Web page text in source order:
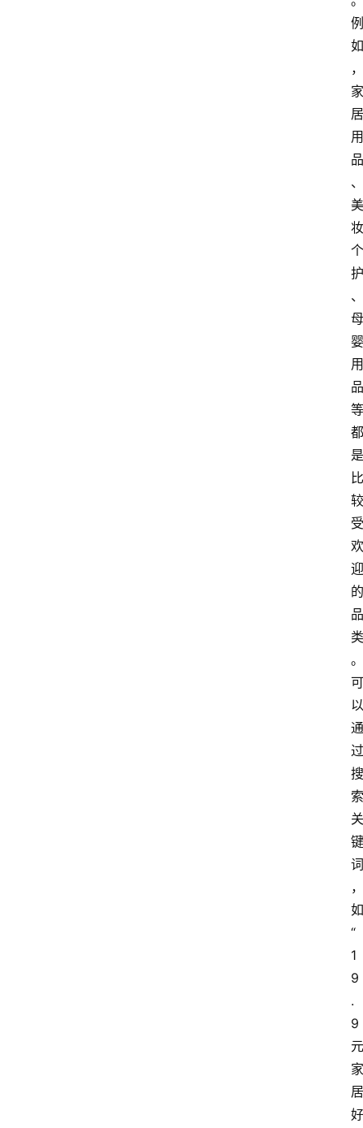
例
如
，
家
居
用
品
、
美
妆
个
护
、
母
婴
用
品
等
都
是
比
较
受
欢
迎
的
品
类
。
可
以
通
过
搜
索
关
键
词
，
如
“
1
9
.
9
元
家
居
好